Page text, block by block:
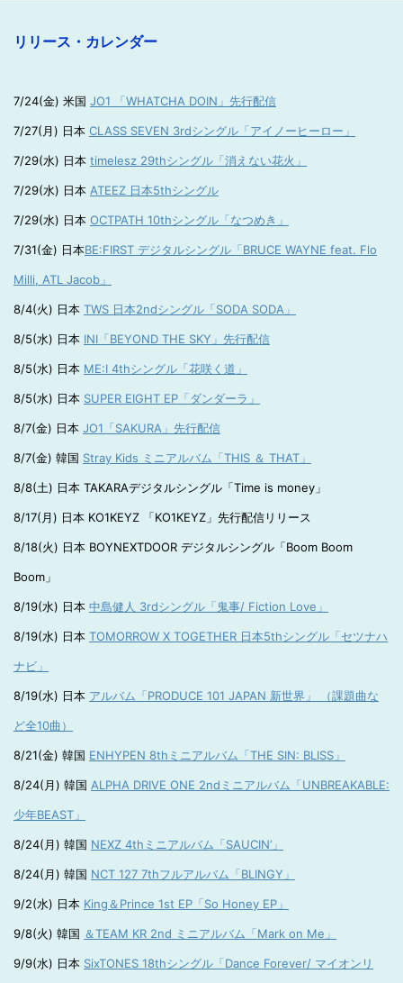
リリース・カレンダー
7/24(金) 米国 JO1 「WHATCHA DOIN」先行配信
7/27(月) 日本 CLASS SEVEN 3rdシングル「アイノーヒーロー」
7/29(水) 日本 timelesz 29thシングル「消えない花火」
7/29(水) 日本 ATEEZ 日本5thシングル
7/29(水) 日本 OCTPATH 10thシングル「なつめき」
7/31(金) 日本BE:FIRST デジタルシングル「BRUCE WAYNE feat. Flo
Milli, ATL Jacob」
8/4(火) 日本 TWS 日本2ndシングル「SODA SODA」
8/5(水) 日本 INI「BEYOND THE SKY」先行配信
8/5(水) 日本 ME:I 4thシングル「花咲く道」
8/5(水) 日本 SUPER EIGHT EP「ダンダーラ」
8/7(金) 日本 JO1「SAKURA」先行配信
8/7(金) 韓国 Stray Kids ミニアルバム「THIS ＆ THAT」
8/8(土) 日本 TAKARAデジタルシングル「Time is money」
8/17(月) 日本 KO1KEYZ 「KO1KEYZ」先行配信リリース
8/18(火) 日本 BOYNEXTDOOR デジタルシングル「Boom Boom
Boom」
8/19(水) 日本 中島健人 3rdシングル「鬼事/ Fiction Love」
8/19(水) 日本 TOMORROW X TOGETHER 日本5thシングル「セツナハ
ナビ」
8/19(水) 日本 アルバム「PRODUCE 101 JAPAN 新世界」 （課題曲な
ど全10曲）
8/21(金) 韓国 ENHYPEN 8thミニアルバム「THE SIN: BLISS」
8/24(月) 韓国 ALPHA DRIVE ONE 2ndミニアルバム「UNBREAKABLE:
少年BEAST」
8/24(月) 韓国 NEXZ 4thミニアルバム「SAUCIN’」
8/24(月) 韓国 NCT 127 7thフルアルバム「BLINGY」
9/2(水) 日本 King＆Prince 1st EP「So Honey EP」
9/8(火) 韓国 ＆TEAM KR 2nd ミニアルバム「Mark on Me」
9/9(水) 日本 SixTONES 18thシングル「Dance Forever/ マイオンリ